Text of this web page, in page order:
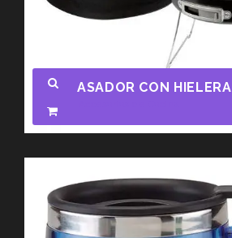
ASADOR CON HIELERA